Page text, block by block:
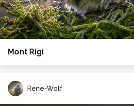
Mont Rigi
Rene-Wolf